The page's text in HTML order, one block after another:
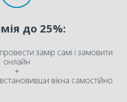
до 25%:
замір самі і замовити
онлайн
+
вікна самостійно.